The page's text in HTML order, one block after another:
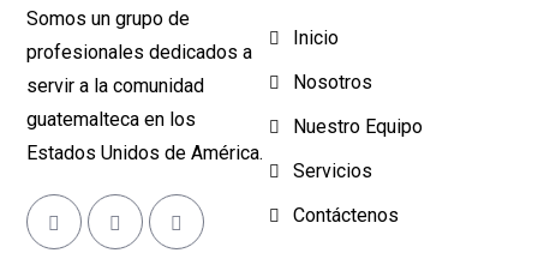
Somos un grupo de
profesionales dedicados a
servir a la comunidad
guatemalteca en los
Estados Unidos de América.
Inicio
Nosotros
Nuestro Equipo
Servicios
Contáctenos